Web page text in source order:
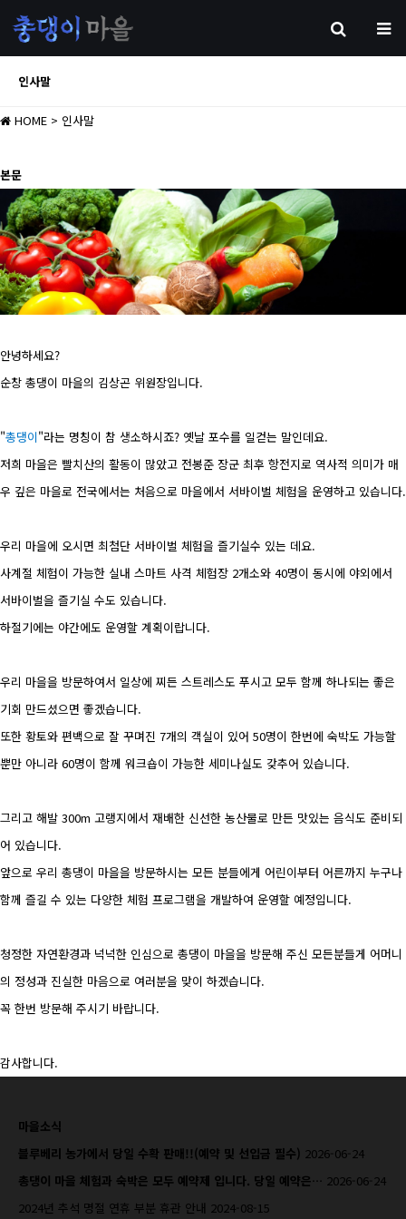
인사말
HOME > 인사말
본문
안녕하세요?
순창 총댕이 마을의 김상곤 위원장입니다.
"총댕이"라는 명칭이 참 생소하시죠? 옛날 포수를 일컫는 말인데요.
저희 마을은 빨치산의 활동이 많았고 전봉준 장군 최후 항전지로 역사적 의미가 매
우 깊은 마을로 전국에서는 처음으로 마을에서 서바이벌 체험을 운영하고 있습니다.
우리 마을에 오시면 최첨단 서바이벌 체험을 즐기실수 있는 데요.
사계절 체험이 가능한 실내 스마트 사격 체험장 2개소와 40명이 동시에 야외에서
서바이벌을 즐기실 수도 있습니다.
하절기에는 야간에도 운영할 계획이랍니다.
우리 마을을 방문하여서 일상에 찌든 스트레스도 푸시고 모두 함께 하나되는 좋은
기회 만드셨으면 좋겠습니다.
또한 황토와 편백으로 잘 꾸며진 7개의 객실이 있어 50명이 한번에 숙박도 가능할
뿐만 아니라 60명이 함께 워크숍이 가능한 세미나실도 갖추어 있습니다.
그리고 해발 300m 고랭지에서 재배한 신선한 농산물로 만든 맛있는 음식도 준비되
어 있습니다.
앞으로 우리 총댕이 마을을 방문하시는 모든 분들에게 어린이부터 어른까지 누구나
함께 즐길 수 있는 다양한 체험 프로그램을 개발하여 운영할 예정입니다.
청정한 자연환경과 넉넉한 인심으로 총댕이 마을을 방문해 주신 모든분들게 어머니
의 정성과 진실한 마음으로 여러분을 맞이 하겠습니다.
꼭 한번 방문해 주시기 바랍니다.
감사합니다.
마을소식
블루베리 농가에서 당일 수확 판매!!(예약 및 선입금 필수) 2026-06-24
총댕이 마을 체험과 숙박은 모두 예약제 입니다. 당일 예약은… 2026-06-24
2024년 추석 명절 연휴 부분 휴관 안내 2024-08-15